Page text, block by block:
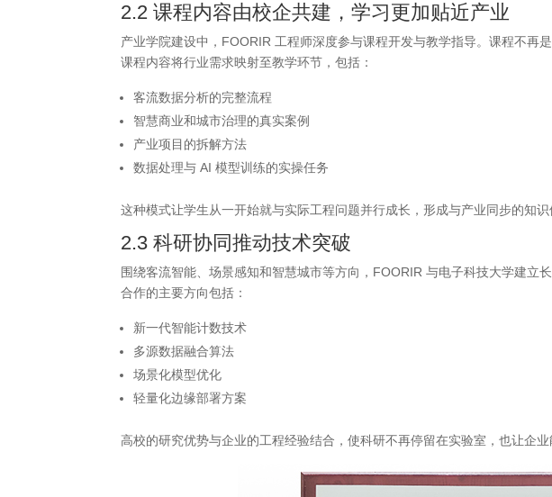
2.2 课程内容由校企共建，学习更加贴近产业
产业学院建设中，FOORIR 工程师深度参与课程开发与教学指导。课程不再
课程内容将行业需求映射至教学环节，包括：
客流数据分析的完整流程
智慧商业和城市治理的真实案例
产业项目的拆解方法
数据处理与 AI 模型训练的实操任务
这种模式让学生从一开始就与实际工程问题并行成长，形成与产业同步的知识
2.3 科研协同推动技术突破
围绕客流智能、场景感知和智慧城市等方向，FOORIR 与电子科技大学建立长
合作的主要方向包括：
新一代智能计数技术
多源数据融合算法
场景化模型优化
轻量化边缘部署方案
高校的研究优势与企业的工程经验结合，使科研不再停留在实验室，也让企业